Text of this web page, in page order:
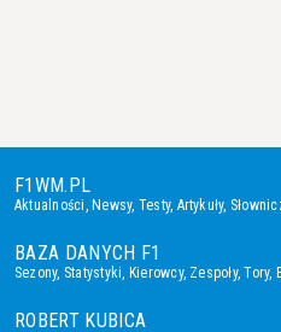
F1WM.PL
Aktualności, Newsy, Testy, Artykuły,
BAZA DANYCH F1
Sezony, Statystyki, Kierowcy, Zespoły,Tory,
ROBERT KUBICA